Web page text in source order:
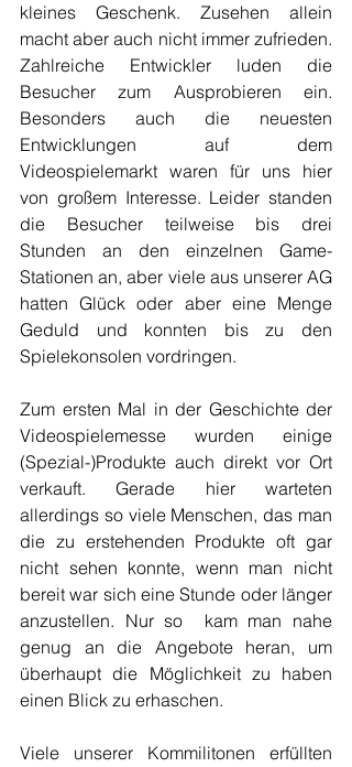
kleines Geschenk. Zusehen allein
macht aber auch nicht immer zufrieden.
Zahlreiche Entwickler luden die
Besucher zum Ausprobieren ein.
Besonders auch die neuesten
Entwicklungen auf dem
Videospielemarkt waren für uns hier
von großem Interesse. Leider standen
die Besucher teilweise bis drei
Stunden an den einzelnen Game-
Stationen an, aber viele aus unserer AG
hatten Glück oder aber eine Menge
Geduld und konnten bis zu den
Spielekonsolen vordringen.
Zum ersten Mal in der Geschichte der
Videospielemesse wurden einige
(Spezial-)Produkte auch direkt vor Ort
verkauft. Gerade hier warteten
allerdings so viele Menschen, das man
die zu erstehenden Produkte oft gar
nicht sehen konnte, wenn man nicht
bereit war sich eine Stunde oder länger
anzustellen. Nur so  kam man nahe
genug an die Angebote heran, um
überhaupt die Möglichkeit zu haben
einen Blick zu erhaschen.
Viele unserer Kommilitonen erfüllten